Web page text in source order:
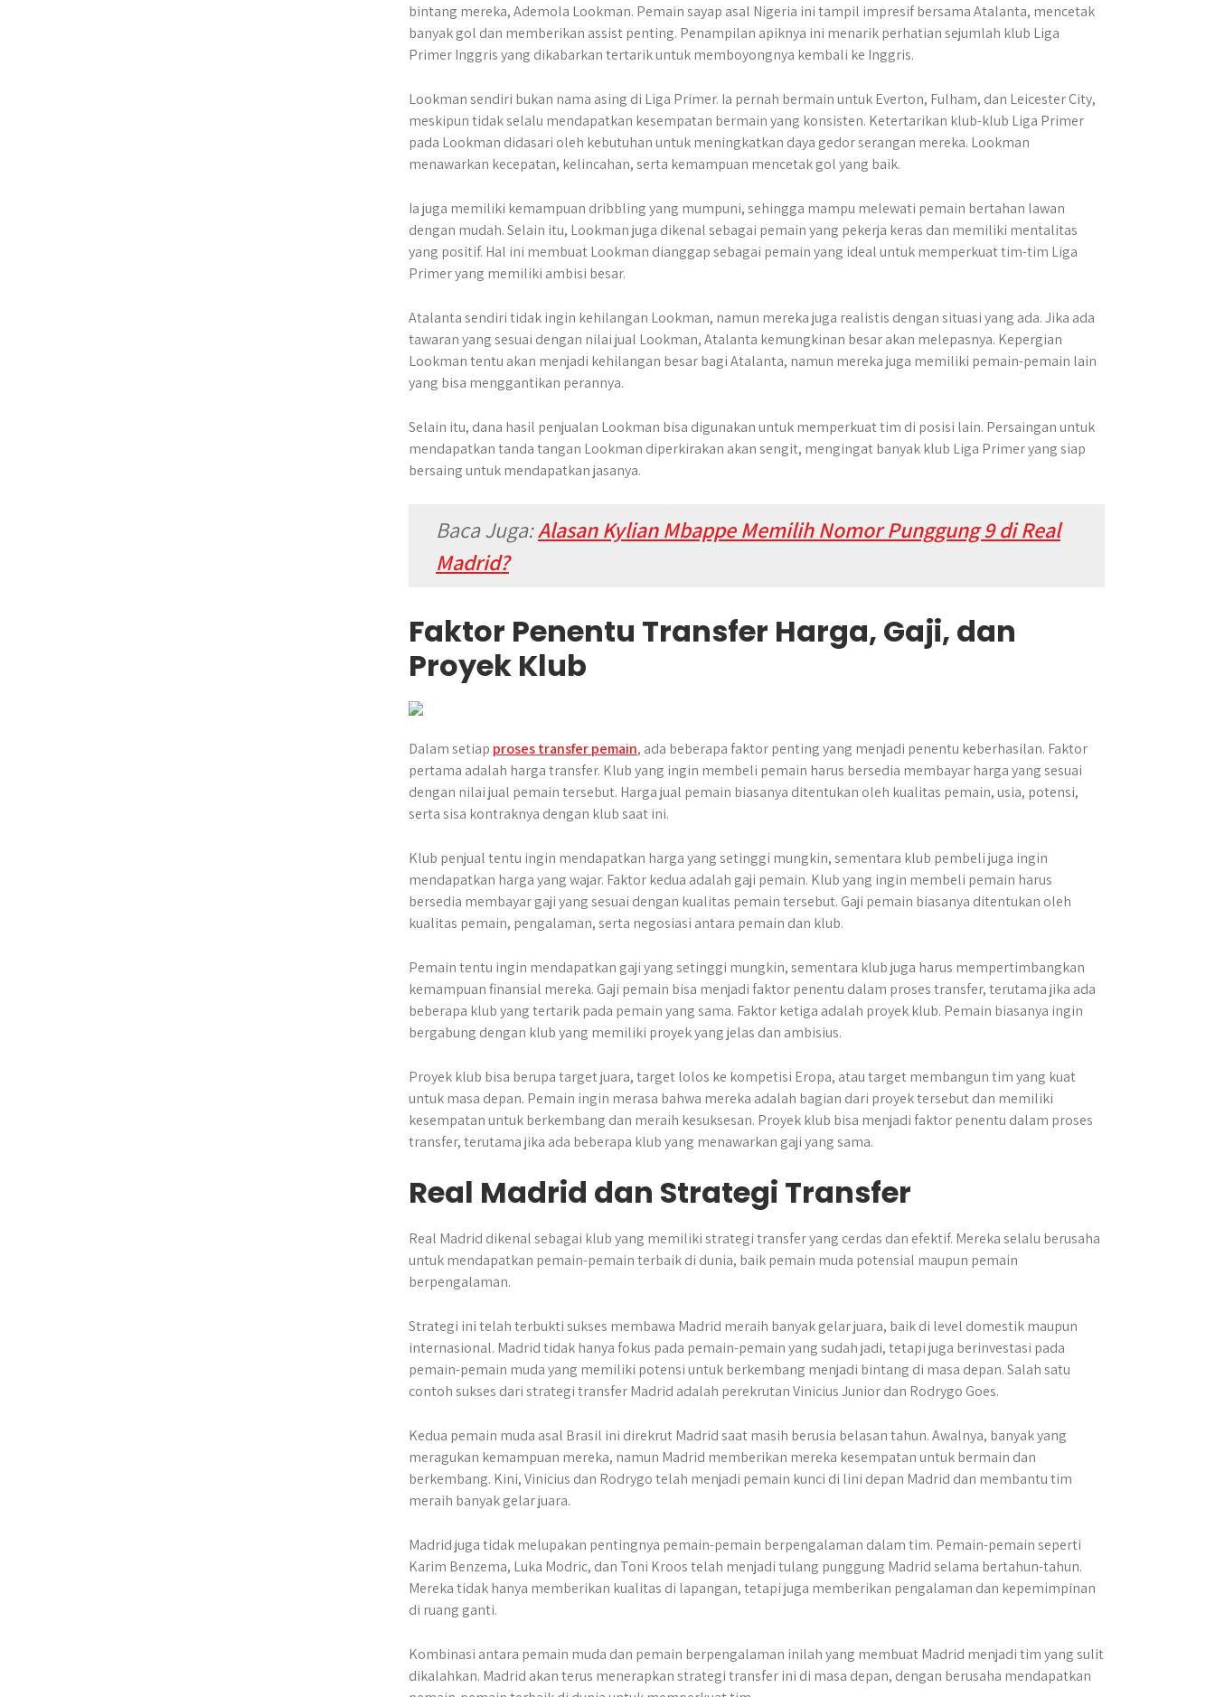
bintang mereka, Ademola Lookman. Pemain sayap asal Nigeria ini tampil impresif bersama Atalanta, mencetak
banyak gol dan memberikan assist penting. Penampilan apiknya ini menarik perhatian sejumlah klub Liga
Primer Inggris yang dikabarkan tertarik untuk memboyongnya kembali ke Inggris.
Lookman sendiri bukan nama asing di Liga Primer. Ia pernah bermain untuk Everton, Fulham, dan Leicester City,
meskipun tidak selalu mendapatkan kesempatan bermain yang konsisten. Ketertarikan klub-klub Liga Primer
pada Lookman didasari oleh kebutuhan untuk meningkatkan daya gedor serangan mereka. Lookman
menawarkan kecepatan, kelincahan, serta kemampuan mencetak gol yang baik.
Ia juga memiliki kemampuan dribbling yang mumpuni, sehingga mampu melewati pemain bertahan lawan
dengan mudah. Selain itu, Lookman juga dikenal sebagai pemain yang pekerja keras dan memiliki mentalitas
yang positif. Hal ini membuat Lookman dianggap sebagai pemain yang ideal untuk memperkuat tim-tim Liga
Primer yang memiliki ambisi besar.
Atalanta sendiri tidak ingin kehilangan Lookman, namun mereka juga realistis dengan situasi yang ada. Jika ada
tawaran yang sesuai dengan nilai jual Lookman, Atalanta kemungkinan besar akan melepasnya. Kepergian
Lookman tentu akan menjadi kehilangan besar bagi Atalanta, namun mereka juga memiliki pemain-pemain lain
yang bisa menggantikan perannya.
Selain itu, dana hasil penjualan Lookman bisa digunakan untuk memperkuat tim di posisi lain. Persaingan untuk
mendapatkan tanda tangan Lookman diperkirakan akan sengit, mengingat banyak klub Liga Primer yang siap
bersaing untuk mendapatkan jasanya.
Baca Juga:Alasan Kylian Mbappe Memilih Nomor Punggung 9 di Real
Madrid?
Faktor Penentu Transfer Harga, Gaji, dan
Proyek Klub
Dalam setiap proses transfer pemain, ada beberapa faktor penting yang menjadi penentu keberhasilan. Faktor
pertama adalah harga transfer. Klub yang ingin membeli pemain harus bersedia membayar harga yang sesuai
dengan nilai jual pemain tersebut. Harga jual pemain biasanya ditentukan oleh kualitas pemain, usia, potensi,
serta sisa kontraknya dengan klub saat ini.
Klub penjual tentu ingin mendapatkan harga yang setinggi mungkin, sementara klub pembeli juga ingin
mendapatkan harga yang wajar. Faktor kedua adalah gaji pemain. Klub yang ingin membeli pemain harus
bersedia membayar gaji yang sesuai dengan kualitas pemain tersebut. Gaji pemain biasanya ditentukan oleh
kualitas pemain, pengalaman, serta negosiasi antara pemain dan klub.
Pemain tentu ingin mendapatkan gaji yang setinggi mungkin, sementara klub juga harus mempertimbangkan
kemampuan finansial mereka. Gaji pemain bisa menjadi faktor penentu dalam proses transfer, terutama jika ada
beberapa klub yang tertarik pada pemain yang sama. Faktor ketiga adalah proyek klub. Pemain biasanya ingin
bergabung dengan klub yang memiliki proyek yang jelas dan ambisius.
Proyek klub bisa berupa target juara, target lolos ke kompetisi Eropa, atau target membangun tim yang kuat
untuk masa depan. Pemain ingin merasa bahwa mereka adalah bagian dari proyek tersebut dan memiliki
kesempatan untuk berkembang dan meraih kesuksesan. Proyek klub bisa menjadi faktor penentu dalam proses
transfer, terutama jika ada beberapa klub yang menawarkan gaji yang sama.
Real Madrid dan Strategi Transfer
Real Madrid dikenal sebagai klub yang memiliki strategi transfer yang cerdas dan efektif. Mereka selalu berusaha
untuk mendapatkan pemain-pemain terbaik di dunia, baik pemain muda potensial maupun pemain
berpengalaman.
Strategi ini telah terbukti sukses membawa Madrid meraih banyak gelar juara, baik di level domestik maupun
internasional. Madrid tidak hanya fokus pada pemain-pemain yang sudah jadi, tetapi juga berinvestasi pada
pemain-pemain muda yang memiliki potensi untuk berkembang menjadi bintang di masa depan. Salah satu
contoh sukses dari strategi transfer Madrid adalah perekrutan Vinicius Junior dan Rodrygo Goes.
Kedua pemain muda asal Brasil ini direkrut Madrid saat masih berusia belasan tahun. Awalnya, banyak yang
meragukan kemampuan mereka, namun Madrid memberikan mereka kesempatan untuk bermain dan
berkembang. Kini, Vinicius dan Rodrygo telah menjadi pemain kunci di lini depan Madrid dan membantu tim
meraih banyak gelar juara.
Madrid juga tidak melupakan pentingnya pemain-pemain berpengalaman dalam tim. Pemain-pemain seperti
Karim Benzema, Luka Modric, dan Toni Kroos telah menjadi tulang punggung Madrid selama bertahun-tahun.
Mereka tidak hanya memberikan kualitas di lapangan, tetapi juga memberikan pengalaman dan kepemimpinan
di ruang ganti.
Kombinasi antara pemain muda dan pemain berpengalaman inilah yang membuat Madrid menjadi tim yang sulit
dikalahkan. Madrid akan terus menerapkan strategi transfer ini di masa depan, dengan berusaha mendapatkan